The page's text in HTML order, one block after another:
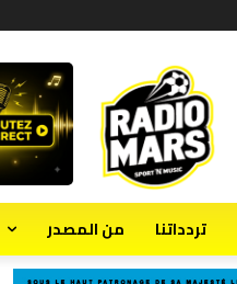
تردداتنا من المصدر